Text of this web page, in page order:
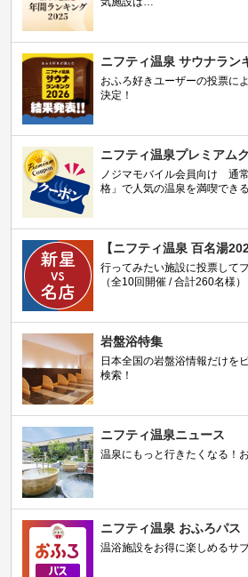
ニフティ温泉 サウナラン
おふろ好きユーザーの投票に
決定！
ニフティ温泉プレミアム
ノジマモバイル会員向け 通
格」で人気の温泉を満喫できる
【ニフティ温泉 百名湯
行ってみたい施設に投票して
（全10回開催 / 合計260名様）
岩盤浴特集
日本全国の岩盤浴情報だけを
検索！
ニフティ温泉ニュース
温泉にもっと行きたくなる！
ニフティ温泉 おふろパス
温浴施設をお得に楽しめるサ